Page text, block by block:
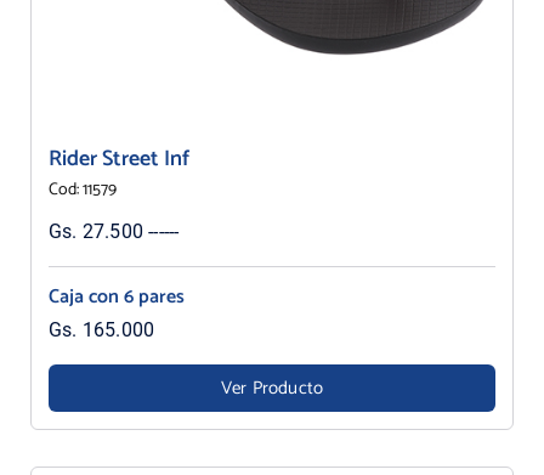
Rider Street Inf
Cod: 11579
Gs. 27.500 ------
Caja con 6 pares
Gs. 165.000
Ver Producto